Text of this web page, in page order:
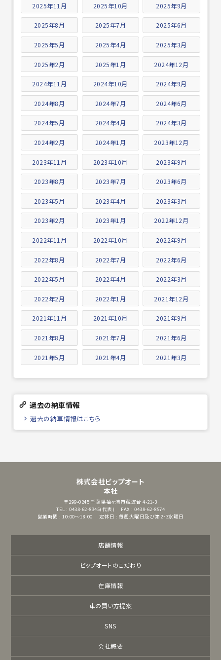
2025年11月 2025年10月 2025年9月
2025年8月 2025年7月 2025年6月
2025年5月 2025年4月 2025年3月
2025年2月 2025年1月 2024年12月
2024年11月 2024年10月 2024年9月
2024年8月 2024年7月 2024年6月
2024年5月 2024年4月 2024年3月
2024年2月 2024年1月 2023年12月
2023年11月 2023年10月 2023年9月
2023年8月 2023年7月 2023年6月
2023年5月 2023年4月 2023年3月
2023年2月 2023年1月 2022年12月
2022年11月 2022年10月 2022年9月
2022年8月 2022年7月 2022年6月
2022年5月 2022年4月 2022年3月
2022年2月 2022年1月 2021年12月
2021年11月 2021年10月 2021年9月
2021年8月 2021年7月 2021年6月
2021年5月 2021年4月 2021年3月
過去の納車情報
過去の納車情報はこちら
株式会社ビップオート
本社
〒299-0245 千葉県袖ヶ浦市蔵波台 4-21-3
TEL : 0438-62-8345(代表)
FAX : 0438-62-8574
営業時間 : 10:00～18:00
定休日 : 毎週火曜日及び第2・3水曜日
店舗情報
ビップオートのこだわり
在庫情報
車の買い方提案
SNS
会社概要